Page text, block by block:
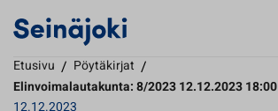
Etusivu / Pöytäkirjat /
Elinvoimalautakunta: 8/2023 12.12.2023 18:00
12.12.2023